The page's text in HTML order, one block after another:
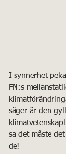
I synnerhet
FN:s
säger är den
sa det måste
de!